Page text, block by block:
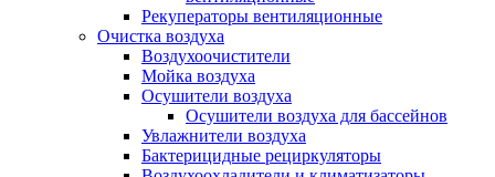
Рекуператоры вентиляционные
Очистка воздуха
Воздухоочистители
Мойка воздуха
Осушители воздуха
Осушители воздуха для бассейнов
Увлажнители воздуха
Бактерицидные рециркуляторы